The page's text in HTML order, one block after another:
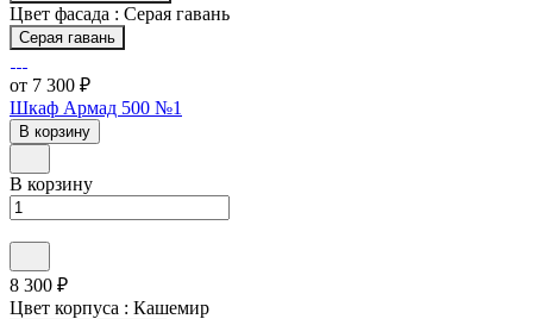
Цвет фасада : Серая гавань
Серая гавань
от 7 300 ₽
Шкаф Армад 500 №1
В корзину
В корзину
8 300 ₽
Цвет корпуса : Кашемир